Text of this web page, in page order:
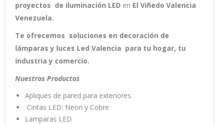
proyectos de iluminación LED en El Viñedo Valencia
Venezuela.
Te ofrecemos soluciones en decoración de
lámparas y luces Led Valencia para tu hogar, tu
industria y comercio.
Nuestros Productos
Apliques de pared para exteriores
Cintas LED: Neon y Cobre
Lamparas LED